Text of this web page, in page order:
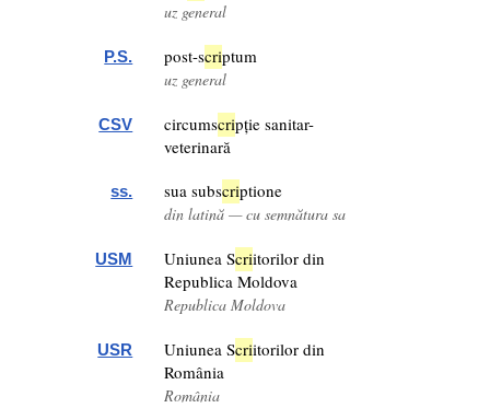
uz general
P.S. post-scriptum
uz general
CSV circumscripție sanitar-
veterinară
ss. sua subscriptione
din latină — cu semnătura sa
USM Uniunea Scriitorilor din
Republica Moldova
Republica Moldova
USR Uniunea Scriitorilor din
România
România